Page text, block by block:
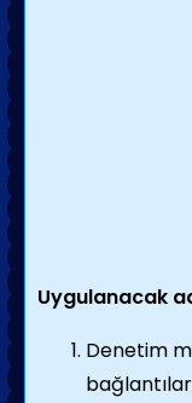
Uygulanacak
Denetim